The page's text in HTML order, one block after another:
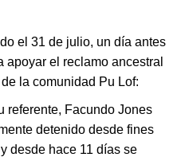
el 31 de julio, un día antes
apoyar el reclamo ancestral
la comunidad Pu Lof:
referente, Facundo Jones
detenido desde fines
desde hace 11 días se